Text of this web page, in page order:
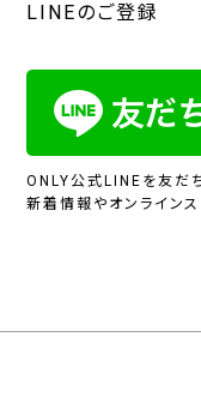
LINEのご登録
ONLY公式LINEを友だ
新着情報やオンライン